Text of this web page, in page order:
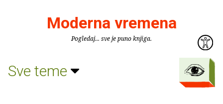
Moderna vremena
Pogledaj... sve je puno knjiga.
Sve teme